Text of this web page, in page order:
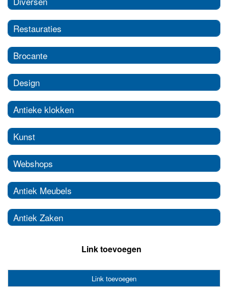
Restauraties
Brocante
Design
Antieke klokken
Kunst
Webshops
Antiek Meubels
Antiek Zaken
Link toevoegen
Link toevoegen